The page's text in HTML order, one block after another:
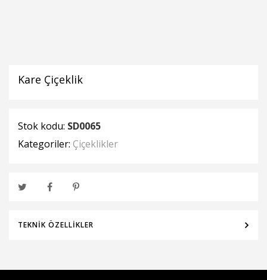
Kare Çiçeklik
Stok kodu: SD0065
Kategoriler: Çiçeklikler
TEKNIK ÖZELLIKLER